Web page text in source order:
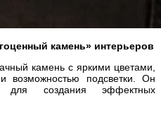
камень» интерьеров
камень с яркими цветами,
возможностью подсветки. Он
для создания эффектных